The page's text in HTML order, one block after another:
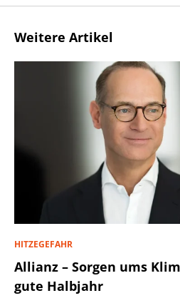
Weitere Artikel
HITZEGEFAHR
Allianz – Sorgen ums
gute Halbjahr